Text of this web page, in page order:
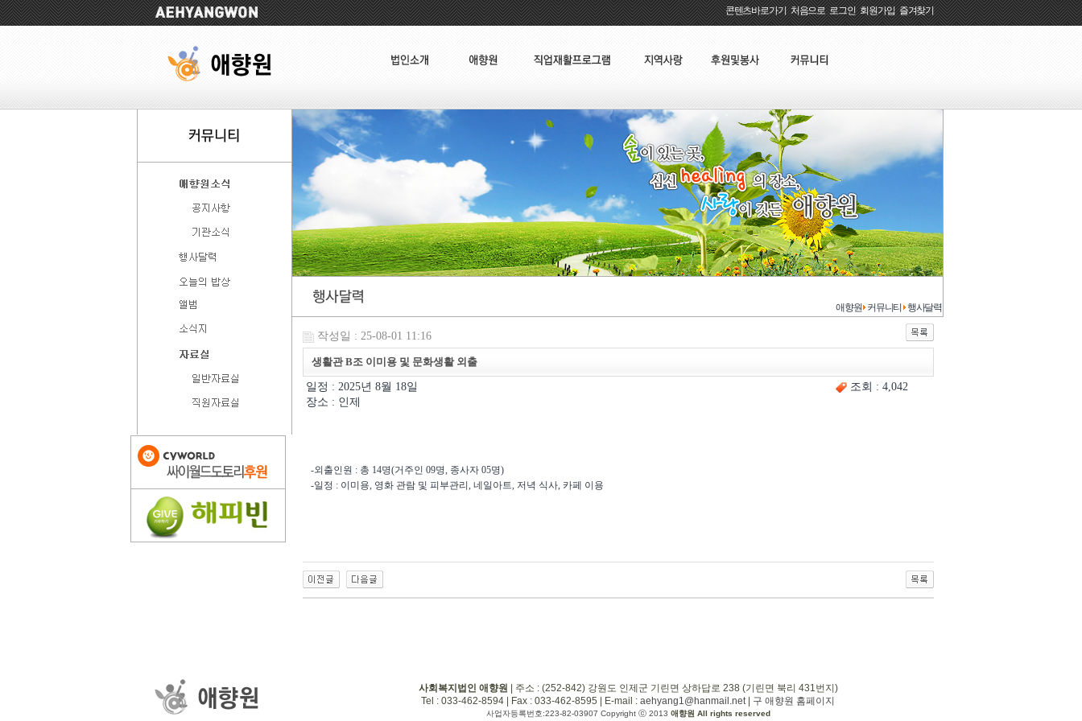
콘텐츠바로가기:처음으로:로그인:회원가입:즐겨찾기
애향원 커뮤니티 행사달력
작성일 : 25-08-01 11:16
생활관 B조 이미용 및 문화생활 외출
일정 : 2025년 8월 18일
장소 : 인제
조회 : 4,042
-외출인원 : 총 14명(거주인 09명, 종사자 05명)
-일정 : 이미용, 영화 관람 및 피부관리, 네일아트, 저녁 식사, 카페 이용
사회복지법인 애향원 | 주소 : (252-842) 강원도 인제군 기린면 상하답로 238 (기린면 북리 431번지)
Tel : 033-462-8594 | Fax : 033-462-8595 | E-mail : aehyang1@hanmail.net| 구 애향원 홈페이지
사업자등록번호:223-82-03907 Copyright ⓒ 2013 애향원 All rights reserved